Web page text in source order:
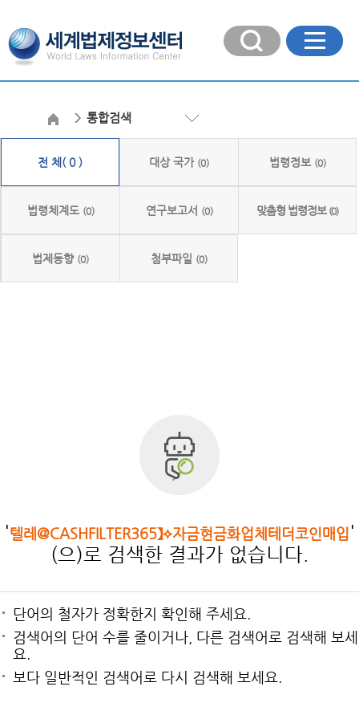
통합검색
전 체( 0 ) 대상 국가 (0) 법령정보 (0)
법령체계도 (0) 연구보고서 (0) 맞춤형 법령정보 (0)
법제동향 (0) 첨부파일 (0)
'텔레@CASHFILTER365】⟡자금현금화업체테더코인매입'
(으)로 검색한 결과가 없습니다.
단어의 철자가 정확한지 확인해 주세요.
검색어의 단어 수를 줄이거나, 다른 검색어로 검색해 보세
요.
보다 일반적인 검색어로 다시 검색해 보세요.